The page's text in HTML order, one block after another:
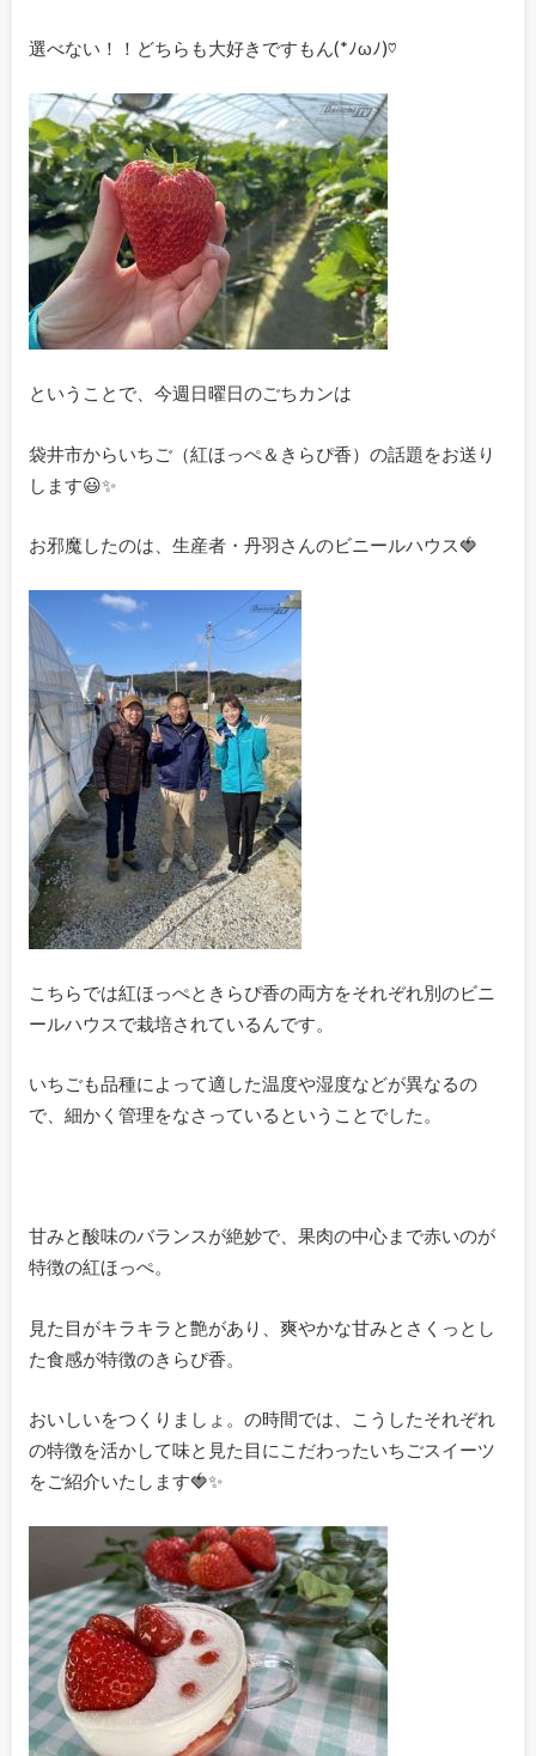
選べない！！どちらも大好きですもん(*ﾉωﾉ)♡
ということで、今週日曜日のごちカンは
袋井市からいちご（紅ほっぺ＆きらぴ香）の話題をお送り
します😃✨
お邪魔したのは、生産者・丹羽さんのビニールハウス🍓
こちらでは紅ほっぺときらぴ香の両方をそれぞれ別のビニ
ールハウスで栽培されているんです。
いちごも品種によって適した温度や湿度などが異なるの
で、細かく管理をなさっているということでした。
甘みと酸味のバランスが絶妙で、果肉の中心まで赤いのが
特徴の紅ほっぺ。
見た目がキラキラと艶があり、爽やかな甘みとさくっとし
た食感が特徴のきらぴ香。
おいしいをつくりましょ。の時間では、こうしたそれぞれ
の特徴を活かして味と見た目にこだわったいちごスイーツ
をご紹介いたします🍓✨